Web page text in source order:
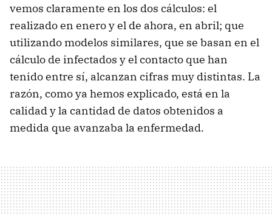
vemos claramente en los dos cálculos: el
realizado en enero y el de ahora, en abril; que
utilizando modelos similares, que se basan en el
cálculo de infectados y el contacto que han
tenido entre sí, alcanzan cifras muy distintas. La
razón, como ya hemos explicado, está en la
calidad y la cantidad de datos obtenidos a
medida que avanzaba la enfermedad.